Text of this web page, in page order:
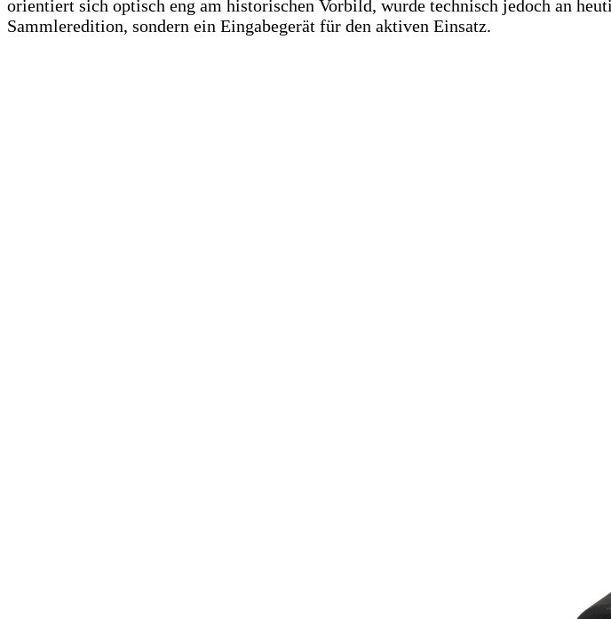
orientiert sich optisch eng am historischen Vorbild, wurde technisch jedoch an
Sammleredition, sondern ein Eingabegerät für den aktiven Einsatz.